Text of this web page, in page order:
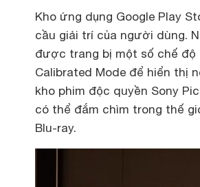
Kho ứng dụng Google Play
cầu giải trí của người dùng.
được trang bị một số chế độ
Calibrated Mode để hiển thị
kho phim độc quyền Sony
có thể đắm chìm trong thế
Blu-ray.